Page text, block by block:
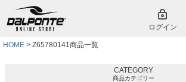
ログイン
HOME Z65780141商品一覧
CATEGORY
商品カテゴリー